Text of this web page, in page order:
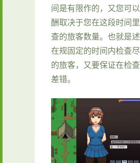
间是有限作的，又您可
酬取决于您在这段时间
查的旅客数量。也就是
在规固定的时间内检查
的旅客，又要保证在检
差错。